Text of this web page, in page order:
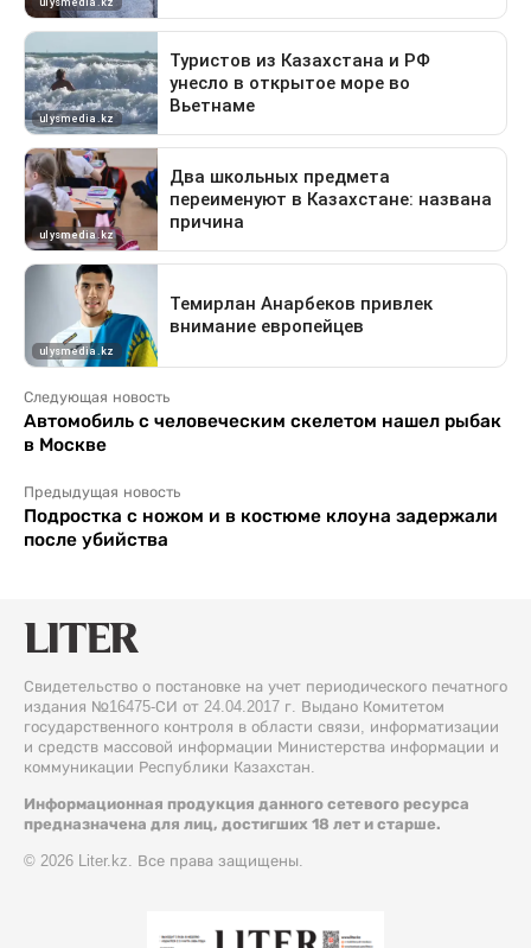
Следующая новость
Автомобиль с человеческим скелетом нашел рыбак
в Москве
Предыдущая новость
Подростка с ножом и в костюме клоуна задержали
после убийства
Свидетельство о постановке на учет периодического печатного
издания №16475-СИ от 24.04.2017 г. Выдано Комитетом
государственного контроля в области связи, информатизации
и средств массовой информации Министерства информации и
коммуникации Республики Казахстан.
Информационная продукция данного сетевого ресурса
предназначена для лиц, достигших 18 лет и старше.
© 2026 Liter.kz. Все права защищены.